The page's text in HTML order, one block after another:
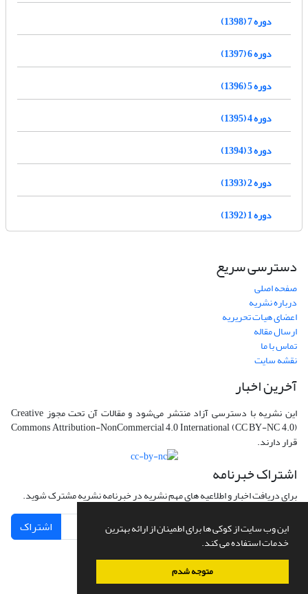
این وب سایت از کوکی ها برای اطمینان از ارائه بهترین
خدمات استفاده می کند.
متوجه شدم
دوره 7 (1398)
دوره 6 (1397)
دوره 5 (1396)
دوره 4 (1395)
دوره 3 (1394)
دوره 2 (1393)
دوره 1 (1392)
دسترسی سریع
صفحه اصلی
درباره نشریه
اعضای هیات تحریریه
ارسال مقاله
تماس با ما
نقشه سایت
آخرین اخبار
این نشریه با دسترسی آزاد منتشر می‌شود و مقالات آن تحت مجوز Creative
Commons Attribution-NonCommercial 4.0 International (CC BY-NC 4.0)
قرار دارند.
اشتراک خبرنامه
برای دریافت اخبار و اطلاعیه های مهم نشریه در خبرنامه نشریه مشترک شوید.
اشتراک
سامانه مدیریت نشریات علمی.طراحی و پیاده سازی ازسیناوب